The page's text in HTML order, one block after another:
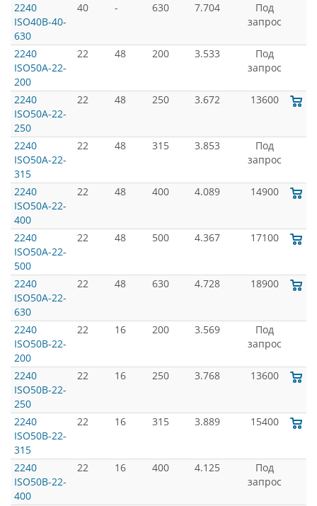
2240
ISO40B-40-
630
40 - 630 7.704
Под
запрос
2240
ISO50A-22-
200
22 48 200 3.533
Под
запрос
2240
ISO50A-22-
250
22 48 250 3.672 13600
2240
ISO50A-22-
315
22 48 315 3.853
Под
запрос
2240
ISO50A-22-
400
22 48 400 4.089 14900
2240
ISO50A-22-
500
22 48 500 4.367 17100
2240
ISO50A-22-
630
22 48 630 4.728 18900
2240
ISO50B-22-
200
22 16 200 3.569
Под
запрос
2240
ISO50B-22-
250
22 16 250 3.768 13600
2240
ISO50B-22-
315
22 16 315 3.889 15400
2240
ISO50B-22-
400
22 16 400 4.125
Под
запрос